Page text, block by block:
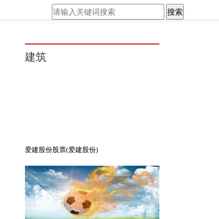
搜索
建筑
爱建股份股票(爱建股份)